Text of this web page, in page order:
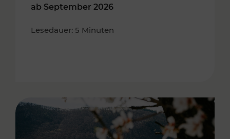
ab September 2026
Lesedauer: 5 Minuten